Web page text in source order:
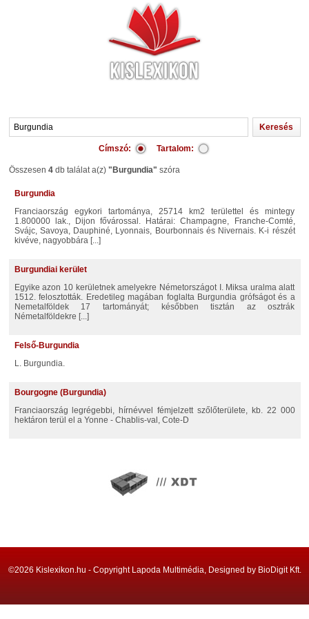
Címszó: Tartalom:
Összesen 4db találat a(z) "Burgundia" szóra
Burgundia
Franciaország egykori tartománya, 25714 km2 területtel és mintegy
1.800000 lak., Dijon fővárossal. Határai: Champagne, Franche-Comté,
Svájc, Savoya, Dauphiné, Lyonnais, Bourbonnais és Nivernais. K-i részét
kivéve, nagyobbára [...]
Burgundiai kerület
egyike azon 10 kerületnek amelyekre Németországot I. Miksa uralma alatt
1512. felosztották. Eredetileg magában foglalta Burgundia grófságot és a
Nemetalföldek 17 tartományát; későbben tisztán az osztrák
Németalföldekre [...]
Felső-Burgundia
l. Burgundia.
Bourgogne (Burgundia)
Franciaország legrégebbi, hírnévvel fémjelzett szőlőterülete, kb. 22 000
hektáron terül el a Yonne - Chablis-val, Cote-D
©2026 Kislexikon.hu - Copyright Lapoda Multimédia, Designed by BioDigit Kft.